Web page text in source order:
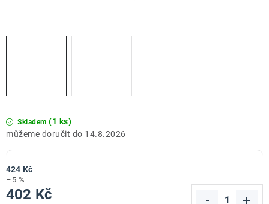
Skladem (1 ks)
14.8.2026
424 Kč
–5 %
402 Kč